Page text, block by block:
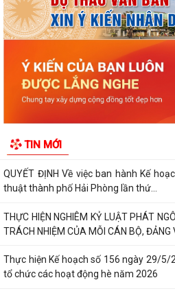
TIN MỚI
KẾ HOẠCH Triển khai tuyển chọn thực
tại Nhật Bản Đợt II năm 2026
Kỷ niệm 79 năm Ngày Thương binh -
KHẢO SÁT, THĂM DÒ Ý KIẾN SAU 01
QUYỀN ĐỊA PHƯƠNG 02 CẤP
tư của cộng đồng các công trình,...
QUYẾT ĐỊNH Về việc ban hành Kế
thuật thành phố Hải Phòng lần thứ...
THỰC HIỆN NGHIÊM KỶ LUẬT PHÁT
TRÁCH NHIỆM CỦA MỖI CÁN BỘ, ĐẢNG
Thực hiện Kế hoạch số 156 ngày 29/5/
tổ chức các hoạt động hè năm 2026